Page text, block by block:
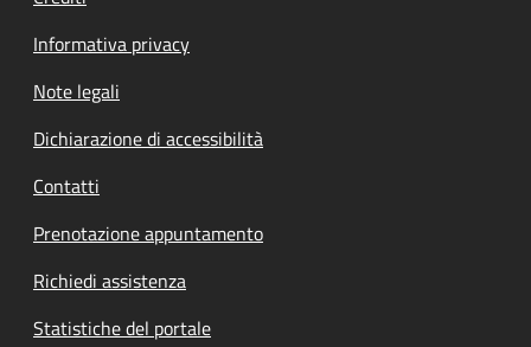
Informativa privacy
Note legali
Dichiarazione di accessibilità
Contatti
Prenotazione appuntamento
Richiedi assistenza
Statistiche del portale